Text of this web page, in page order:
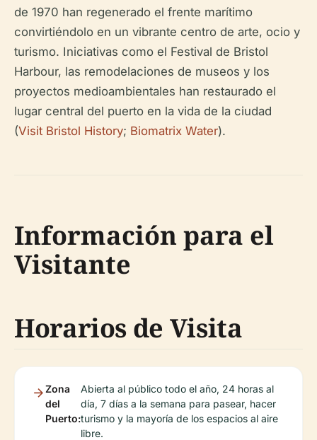
de 1970 han regenerado el frente marítimo
convirtiéndolo en un vibrante centro de arte, ocio y
turismo. Iniciativas como el Festival de Bristol
Harbour, las remodelaciones de museos y los
proyectos medioambientales han restaurado el
lugar central del puerto en la vida de la ciudad
(Visit Bristol History; Biomatrix Water).
Información para el
Visitante
Horarios de Visita
Zona
del
Puerto:
Abierta al público todo el año, 24 horas al
día, 7 días a la semana para pasear, hacer
turismo y la mayoría de los espacios al aire
libre.